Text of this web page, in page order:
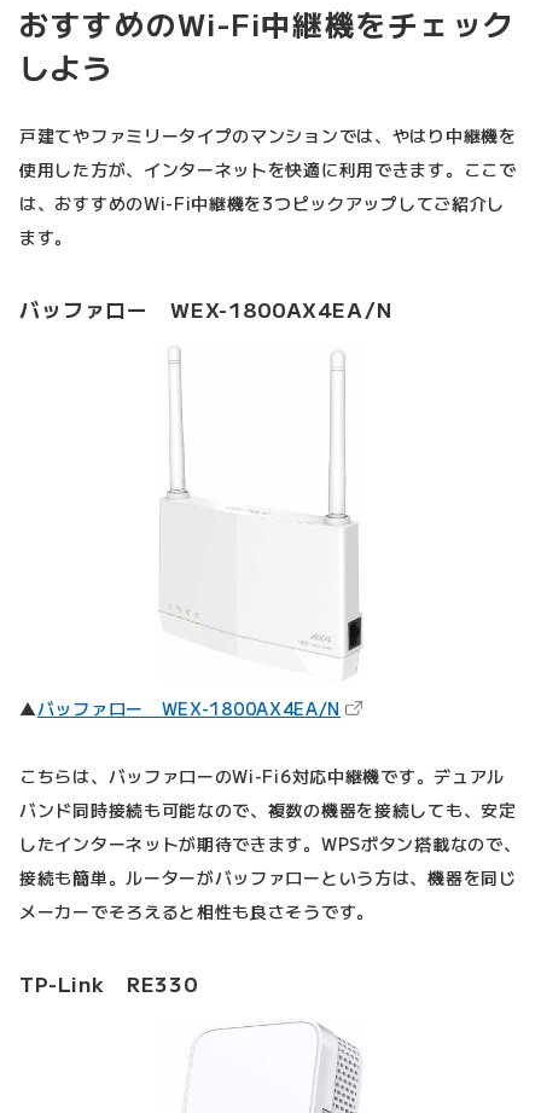
おすすめのWi-Fi中継機をチェック
しよう
戸建てやファミリータイプのマンションでは、やはり中継機を
使用した方が、インターネットを快適に利用できます。ここで
は、おすすめのWi-Fi中継機を3つピックアップしてご紹介し
ます。
バッファロー WEX-1800AX4EA/N
▲バッファロー WEX-1800AX4EA/N （新しいタブで開きます
こちらは、バッファローのWi-Fi6対応中継機です。デュアル
バンド同時接続も可能なので、複数の機器を接続しても、安定
したインターネットが期待できます。WPSボタン搭載なので、
接続も簡単。ルーターがバッファローという方は、機器を同じ
メーカーでそろえると相性も良さそうです。
TP-Link RE330